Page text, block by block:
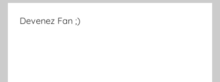
Devenez Fan ;)